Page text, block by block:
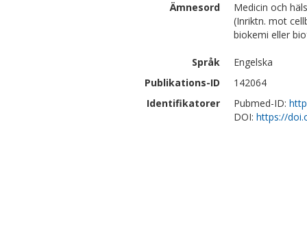
Ämnesord
Medicin och
(Inriktn. mot
biokemi eller
Språk
Engelska
Publikations-ID
142064
Identifikatorer
Pubmed-ID:
DOI: https://